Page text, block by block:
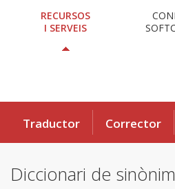
RECURSOS
I SERVEIS
Traductor Corrector
Diccionari de